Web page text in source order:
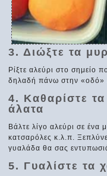
3. Διώξτε τα
Ρίξτε αλεύρι στο σημείο
δηλαδή πάνω στην «οδό»
4. Καθαρίστε
άλατα
Βάλτε λίγο αλεύρι σε ένα
κατσαρόλες κ.λ.π.
γυαλάδα θα σας
5. Γυαλίστε τα